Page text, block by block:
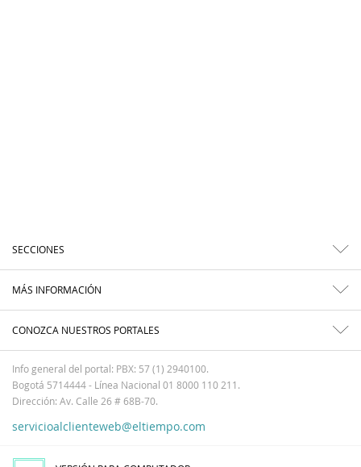
SECCIONES
MÁS INFORMACIÓN
CONOZCA NUESTROS PORTALES
Info general del portal: PBX: 57 (1) 2940100.
Bogotá 5714444 - Línea Nacional 01 8000 110 211.
Dirección: Av. Calle 26 # 68B-70.
servicioalclienteweb@eltiempo.com